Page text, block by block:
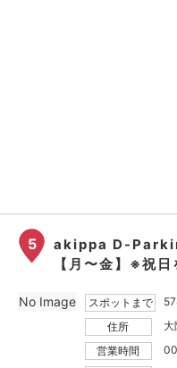
5
akippa D-
【月〜金】※祝日
スポットまで
住所
営業時間
No Image